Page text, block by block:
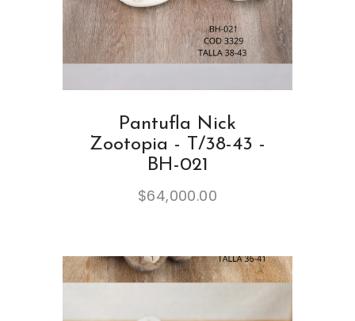
Pantufla Nick
Zootopia - T/38-43 -
BH-021
$64,000.00